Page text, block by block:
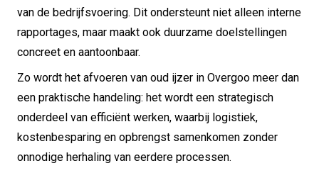
van de bedrijfsvoering. Dit ondersteunt niet alleen interne
rapportages, maar maakt ook duurzame doelstellingen
concreet en aantoonbaar.
Zo wordt het afvoeren van oud ijzer in Overgoo meer dan
een praktische handeling: het wordt een strategisch
onderdeel van efficiënt werken, waarbij logistiek,
kostenbesparing en opbrengst samenkomen zonder
onnodige herhaling van eerdere processen.